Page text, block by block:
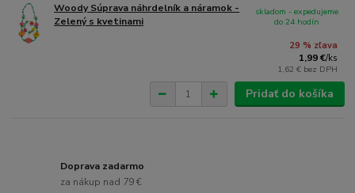
Woody Súprava náhrdelník a náramok -
Zelený s kvetinami
29 % zľava
1,99 €/ks
1,62 € bez DPH
skladom - expedujeme
do 24 hodín
Pridať do košíka
Doprava zadarmo
za nákup nad 79 €